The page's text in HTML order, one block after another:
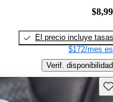
El precio incluye tasas
$172/mes
Verif. disponibilidad